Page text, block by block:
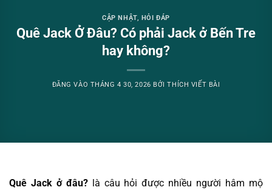
CẬP NHẬT, HỎI ĐÁP
Quê Jack Ở Đâu? Có phải Jack ở Bến Tre
hay không?
ĐĂNG VÀO THÁNG 4 30, 2026 BỞITHÍCH VIẾT BÀI
Quê Jack ở đâu?là câu hỏi được nhiều người hâm mộ